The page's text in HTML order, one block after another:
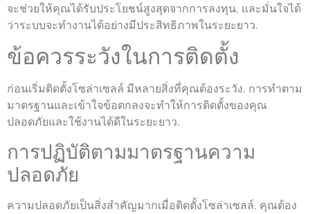
จะช่วยให้คุณได้รับประโยชน์สูงสุดจากการลงทุน. และมั่นใจได้
ว่าระบบจะทำงานได้อย่างมีประสิทธิภาพในระยะยาว.
ข้อควรระวังในการติดตั้ง
ก่อนเริ่มติดตั้งโซล่าเซลล์ มีหลายสิ่งที่คุณต้องระวัง. การทำตาม
มาตรฐานและเข้าใจข้อตกลงจะทำให้การติดตั้งของคุณ
ปลอดภัยและใช้งานได้ดีในระยะยาว.
การปฏิบัติตามมาตรฐานความ
ปลอดภัย
ความปลอดภัยเป็นสิ่งสำคัญมากเมื่อติดตั้งโซล่าเซลล์. คุณต้อง